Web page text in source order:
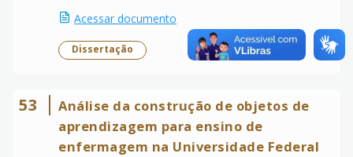
Acessar documento
Dissertação
53
Análise da construção de objetos de
aprendizagem para ensino de
enfermagem na Universidade Federal